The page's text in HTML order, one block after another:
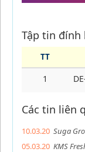
Tập tin đính
TT
1
Các tin liên
10.03.20 Suga
05.03.20 KMS